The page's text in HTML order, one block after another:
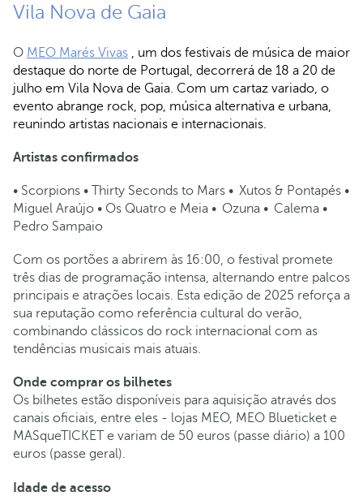
Vila Nova de Gaia
O MEO Marés Vivas
, um dos festivais de música de maior
destaque do norte de Portugal, decorrerá de 18 a 20 de
julho em Vila Nova de Gaia. Com um cartaz variado, o
evento abrange rock, pop, música alternativa e urbana,
reunindo artistas nacionais e internacionais.
Artistas confirmados
• Scorpions • Thirty Seconds to Mars • Xutos & Pontapés •
Miguel Araújo • Os Quatro e Meia • Ozuna • Calema •
Pedro Sampaio
Com os portões a abrirem às 16:00, o festival promete
três dias de programação intensa, alternando entre palcos
principais e atrações locais. Esta edição de 2025 reforça a
sua reputação como referência cultural do verão,
combinando clássicos do rock internacional com as
tendências musicais mais atuais.
Onde comprar os bilhetes
Os bilhetes estão disponíveis para aquisição através dos
canais oficiais, entre eles - lojas MEO, MEO Blueticket e
MASqueTICKET e variam de 50 euros (passe diário) a 100
euros (passe geral).
Idade de acesso